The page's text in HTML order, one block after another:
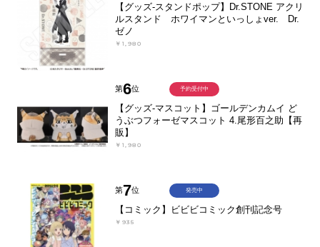
【グッズ-スタンドポップ】Dr.STONE アクリ
ルスタンド ホワイマンといっしょver. Dr.
ゼノ
￥1,980
第6位
【グッズ-マスコット】ゴールデンカムイ ど
うぶつフォーゼマスコット 4.尾形百之助【再
販】
￥1,980
予約受付中
第7位
【コミック】ビビビコミック創刊記念号
￥935
発売中